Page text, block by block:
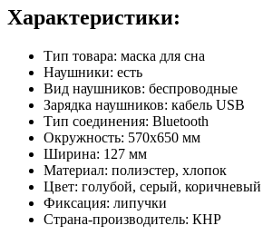
Характеристики:
Тип товара: маска для сна
Наушники: есть
Вид наушников: беспроводные
Зарядка наушников: кабель USB
Тип соединения: Bluetooth
Окружность: 570х650 мм
Ширина: 127 мм
Материал: полиэстер, хлопок
Цвет: голубой, серый, коричневый
Фиксация: липучки
Страна-производитель: КНР